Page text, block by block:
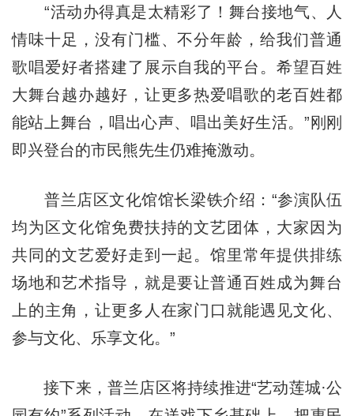
“活动办得真是太精彩了！舞台接地气、人
情味十足，没有门槛、不分年龄，给我们普通
歌唱爱好者搭建了展示自我的平台。希望百姓
大舞台越办越好，让更多热爱唱歌的老百姓都
能站上舞台，唱出心声、唱出美好生活。”刚刚
即兴登台的市民熊先生仍难掩激动。
普兰店区文化馆馆长梁铁介绍：“参演队伍
均为区文化馆免费扶持的文艺团体，大家因为
共同的文艺爱好走到一起。馆里常年提供排练
场地和艺术指导，就是要让普通百姓成为舞台
上的主角，让更多人在家门口就能遇见文化、
参与文化、乐享文化。”
接下来，普兰店区将持续推进“艺动莲城·公